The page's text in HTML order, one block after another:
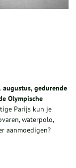
gedurende
Olympische
Parijs kun je
waterpolo,
aanmoedigen?